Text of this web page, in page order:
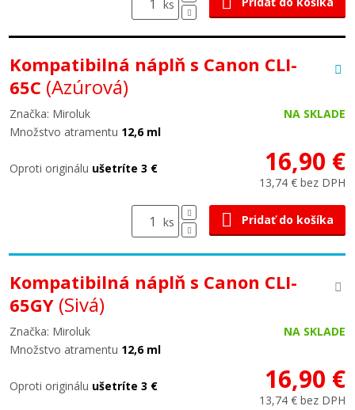
ks
Kompatibilná náplň s Canon CLI-
65C (Azúrová)
Značka: Miroluk
NA SKLADE
Množstvo atramentu 12,6 ml
Oproti originálu ušetríte 3 € 16,90 €
13,74 € bez DPH
ks Pridať do košíka
Kompatibilná náplň s Canon CLI-
65GY (Sivá)
Značka: Miroluk
NA SKLADE
Množstvo atramentu 12,6 ml
Oproti originálu ušetríte 3 € 16,90 €
13,74 € bez DPH